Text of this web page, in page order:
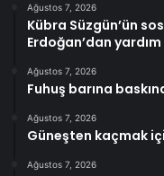
Ağustos 7, 2026
Kübra Süzgün’ün
Erdoğan’dan
Ağustos 7, 2026
Fuhuş barına
Ağustos 7, 2026
Güneşten kaçmak
Ağustos 7, 2026